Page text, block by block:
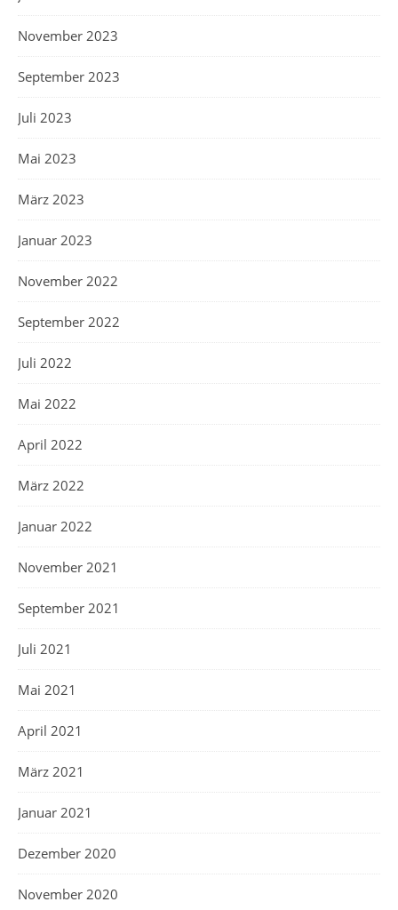
November 2023
September 2023
Juli 2023
Mai 2023
März 2023
Januar 2023
November 2022
September 2022
Juli 2022
Mai 2022
April 2022
März 2022
Januar 2022
November 2021
September 2021
Juli 2021
Mai 2021
April 2021
März 2021
Januar 2021
Dezember 2020
November 2020